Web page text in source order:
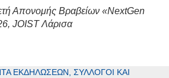
Απονομής Βραβείων «NextGen
JOIST Λάρισα
ΕΚΔΗΛΏΣΕΩΝ, ΣΎΛΛΟΓΟΙ ΚΑΙ